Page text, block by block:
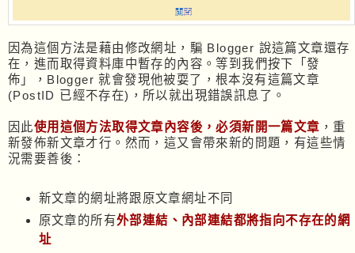
因為這個方法是藉由修改網址，騙 Blogger 說這篇文章還存
在，進而取得資料庫中暫存的內容。等到我們按下「發
佈」，Blogger 就會發現他被耍了，根本沒有這篇文章
(PostID 已經不存在)，所以就出現錯誤訊息了。
因此使用這個方法取得文章內容後，必須新開一篇文章 ，重
新發佈新文章才行。然而，這又會帶來新的問題，有這些情
況需要善後：
新文章的網址將跟原文章網址不同
原文章的所有外部連結、內部連結都將指向不存在的網
址